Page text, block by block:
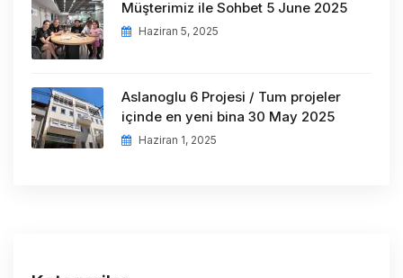
Müşterimiz ile Sohbet 5 June 2025
Haziran 5, 2025
Aslanoglu 6 Projesi / Tum projeler
içinde en yeni bina 30 May 2025
Haziran 1, 2025